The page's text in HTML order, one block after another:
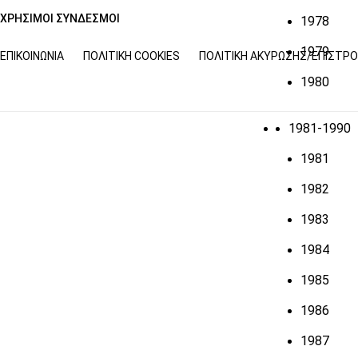
1978
1979
1980
1981-1990
1981
1982
1983
1984
1985
1986
1987
ΧΡΗΣΙΜΟΙ ΣΥΝΔΕΣΜΟΙ
ΕΠΙΚΟΙΝΩΝΊΑ ΠΟΛΙΤΙΚΉ COOKIES ΠΟΛΙΤΙΚΉ ΑΚΎΡΩΣΗΣ/